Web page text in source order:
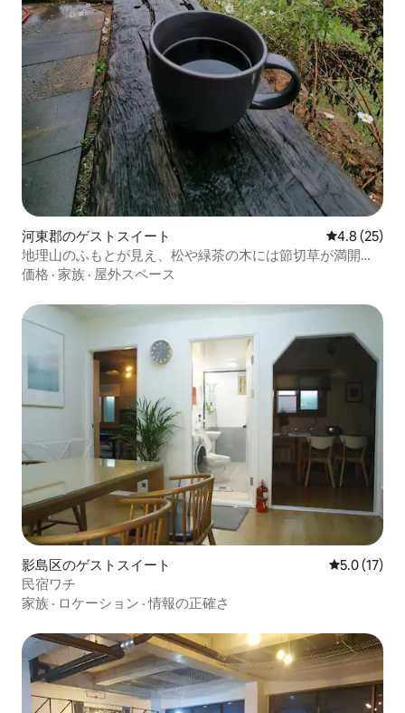
河東郡のゲストスイート レビュー25
4.8 (25)
地理山のふもとが見え、松や緑茶の木には節切草が満開の
松林本館にご招待します。
価格 · 家族 · 屋外スペース
影島区のゲストスイート レビュー17
5.0 (17)
民宿ワチ
家族 · ロケーション ·情報の正確さ